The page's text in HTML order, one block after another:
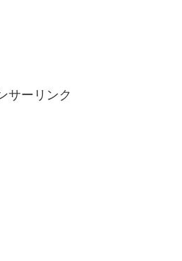
サーリンク